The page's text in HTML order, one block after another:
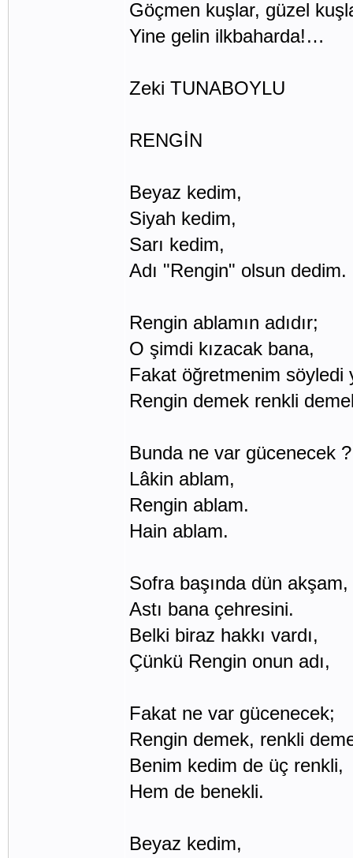
Göçmen kuşlar, güzel
Yine gelin ilkbaharda!…
Zeki TUNABOYLU
RENGİN
Beyaz kedim,
Siyah kedim,
Sarı kedim,
Adı "Rengin" olsun dedim.
Rengin ablamın adıdır;
O şimdi kızacak bana,
Fakat öğretmenim söyledi
Rengin demek renkli
Bunda ne var gücenecek ?
Lâkin ablam,
Rengin ablam.
Hain ablam.
Sofra başında dün akşam,
Astı bana çehresini.
Belki biraz hakkı vardı,
Çünkü Rengin onun adı,
Fakat ne var gücenecek;
Rengin demek, renkli
Benim kedim de üç renkli,
Hem de benekli.
Beyaz kedim,